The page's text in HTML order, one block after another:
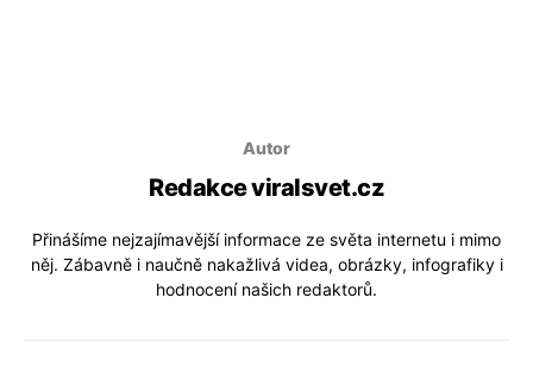
Autor
Redakce viralsvet.cz
Přinášíme nejzajímavější informace ze světa internetu i mimo
něj. Zábavně i naučně nakažlivá videa, obrázky, infografiky i
hodnocení našich redaktorů.